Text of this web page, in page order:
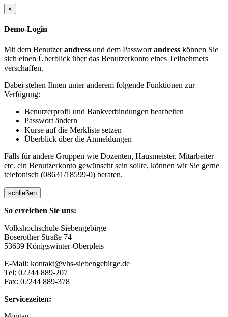
×
Demo-Login
Mit dem Benutzerandress und dem Passwort andress können Sie
sich einen Überblick über das Benutzerkonto eines Teilnehmers
verschaffen.
Dabei stehen Ihnen unter anderem folgende Funktionen zur
Verfügung:
Benutzerprofil und Bankverbindungen bearbeiten
Passwort ändern
Kurse auf die Merkliste setzen
Überblick über die Anmeldungen
Falls für andere Gruppen wie Dozenten, Hausmeister, Mitarbeiter
etc. ein Benutzerkonto gewünscht sein sollte, können wir Sie gerne
telefonisch (08631/18599-0) beraten.
schließen
So erreichen Sie uns:
Volkshochschule Siebengebirge
Boserother Straße 74
53639 Königswinter-Oberpleis
E-Mail: kontakt@vhs-siebengebirge.de
Tel: 02244 889-207
Fax: 02244 889-378
Servicezeiten: